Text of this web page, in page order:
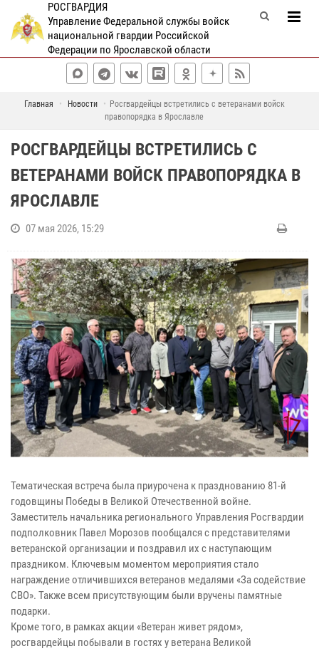
РОСГВАРДИЯ
Управление Федеральной службы войск
национальной гвардии Российской
Федерации по Ярославской области
Главная Новости
Росгвардейцы встретились с ветеранами войск
правопорядка в Ярославле
РОСГВАРДЕЙЦЫ ВСТРЕТИЛИСЬ С
ВЕТЕРАНАМИ ВОЙСК ПРАВОПОРЯДКА В
ЯРОСЛАВЛЕ
07 мая 2026, 15:29
Тематическая встреча была приурочена к празднованию 81-й
годовщины Победы в Великой Отечественной войне.
Заместитель начальника регионального Управления Росгвардии
подполковник Павел Морозов пообщался с представителями
ветеранской организации и поздравил их с наступающим
праздником. Ключевым моментом мероприятия стало
награждение отличившихся ветеранов медалями «За содействие
СВО». Также всем присутствующим были вручены памятные
подарки.
Кроме того, в рамках акции «Ветеран живет рядом»,
росгвардейцы побывали в гостях у ветерана Великой